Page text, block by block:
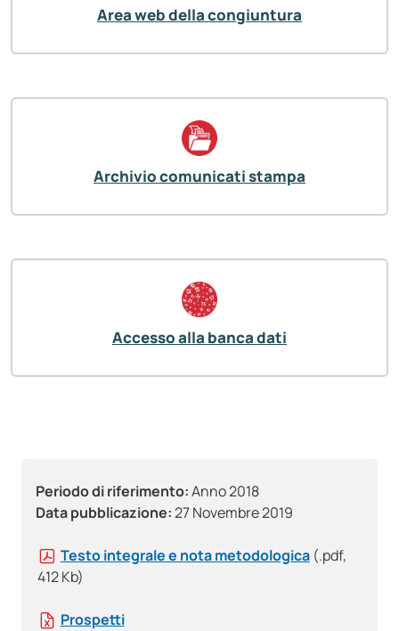
Periodo di riferimento:Anno 2018
Data pubblicazione:27 Novembre 2019
Testo integrale e nota metodologica (.pdf,
412 Kb)
Prospetti
Area web della congiuntura
Archivio comunicati stampa
Accesso alla banca dati